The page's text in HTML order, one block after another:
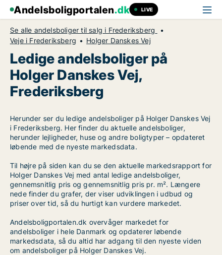
Andelsboligportalen.dk LIVE
Se alle andelsboliger til salg i Frederiksberg
Veje i Frederiksberg
Holger Danskes Vej
Ledige andelsboliger på
Holger Danskes Vej,
Frederiksberg
Herunder ser du ledige andelsboliger på Holger Danskes Vej
i Frederiksberg. Her finder du aktuelle andelsboliger,
herunder lejligheder, huse og andre boligtyper – opdateret
løbende med de nyeste markedsdata.
Til højre på siden kan du se den aktuelle markedsrapport for
Holger Danskes Vej med antal ledige andelsboliger,
gennemsnitlig pris og gennemsnitlig pris pr. m². Længere
nede finder du grafer, der viser udviklingen i udbud og
priser over tid, så du hurtigt kan vurdere markedet.
Andelsboligportalen.dk overvåger markedet for
andelsboliger i hele Danmark og opdaterer løbende
markedsdata, så du altid har adgang til den nyeste viden
om andelsboliger på Holger Danskes Vej.